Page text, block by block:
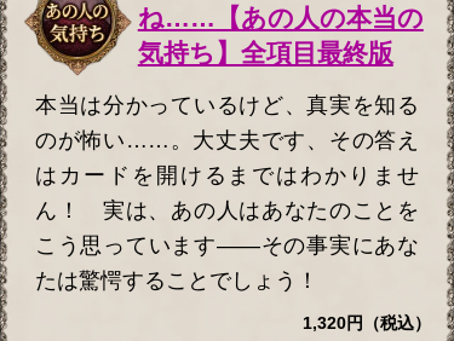
ね……【あの人の本当の
気持ち】全項目最終版
本当は分かっているけど、真実を知る
のが怖い……。大丈夫です、その答え
はカードを開けるまではわかりませ
ん！ 実は、あの人はあなたのことを
こう思っています――その事実にあな
たは驚愕することでしょう！
1,320円（税込）